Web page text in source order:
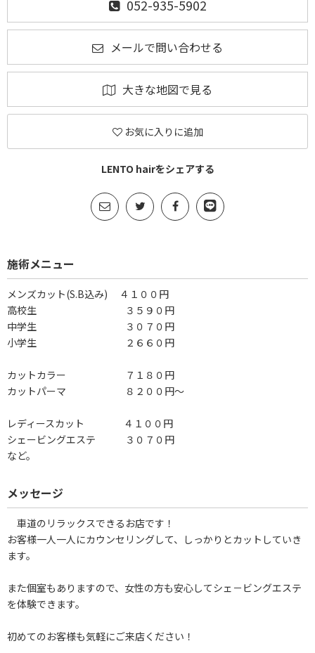
052-935-5902
メールで問い合わせる
大きな地図で見る
お気に入りに追加
LENTO hairをシェアする
施術メニュー
メンズカット(S.B込み) ４１００円
高校生 ３５９０円
中学生 ３０７０円
小学生 ２６６０円
カットカラー ７１８０円
カットパーマ ８２００円～
レディースカット ４１００円
シェービングエステ ３０７０円
など。
メッセージ
車道のリラックスできるお店です！
お客様一人一人にカウンセリングして、しっかりとカットしていき
ます。
また個室もありますので、女性の方も安心してシェ－ビングエステ
を体験できます。
初めてのお客様も気軽にご来店ください！